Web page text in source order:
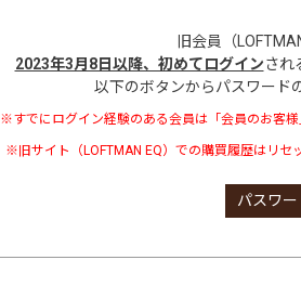
旧会員（
2023年3月8日以降、初めてログインされ
以下のボタンからパスワード
※すでにログイン経験のある会員は「会員のお客
※旧サイト（LOFTMAN EQ）での購買履歴はリセ
パスワ